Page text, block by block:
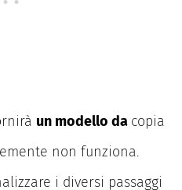
un modello da copia
non funziona.
i diversi passaggi